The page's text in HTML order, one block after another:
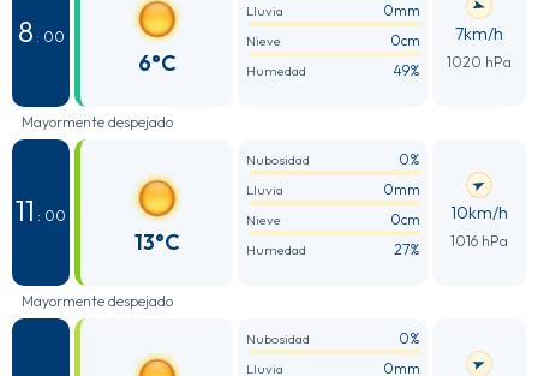
8 : 00
6°C
Lluvia 0mm
Nieve 0cm
Humedad 49%
7km/h
1020 hPa
Mayormente despejado
11 : 00
13°C
Nubosidad 0%
Lluvia 0mm
Nieve 0cm
Humedad 27%
10km/h
1016 hPa
Mayormente despejado
Nubosidad 0%
Lluvia 0mm